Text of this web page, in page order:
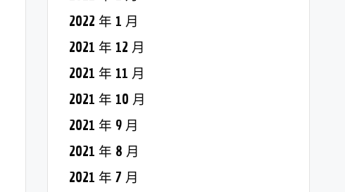
2022 年 1 月
2021 年 12 月
2021 年 11 月
2021 年 10 月
2021 年 9 月
2021 年 8 月
2021 年 7 月